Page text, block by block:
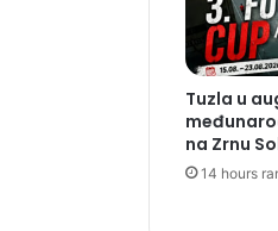
Tuzla u
na Zrnu
14 hours